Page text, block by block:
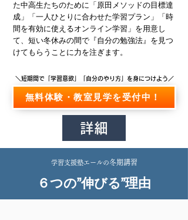
た中高生たちのために「原田メソッドの目標達
成」「一人ひとりに合わせた学習プラン」「時
間を有効に使えるオンライン学習」を用意し
て、短い冬休みの間で『自分の勉強法』を見つ
けてもらうことに力を注ぎます。
＼短期間で「学習意欲」「自分のやり方」を身につけよう／
無料体験・教室見学を受付中！
詳細
学習支援塾エールの冬期講習
６つの”伸びる”理由